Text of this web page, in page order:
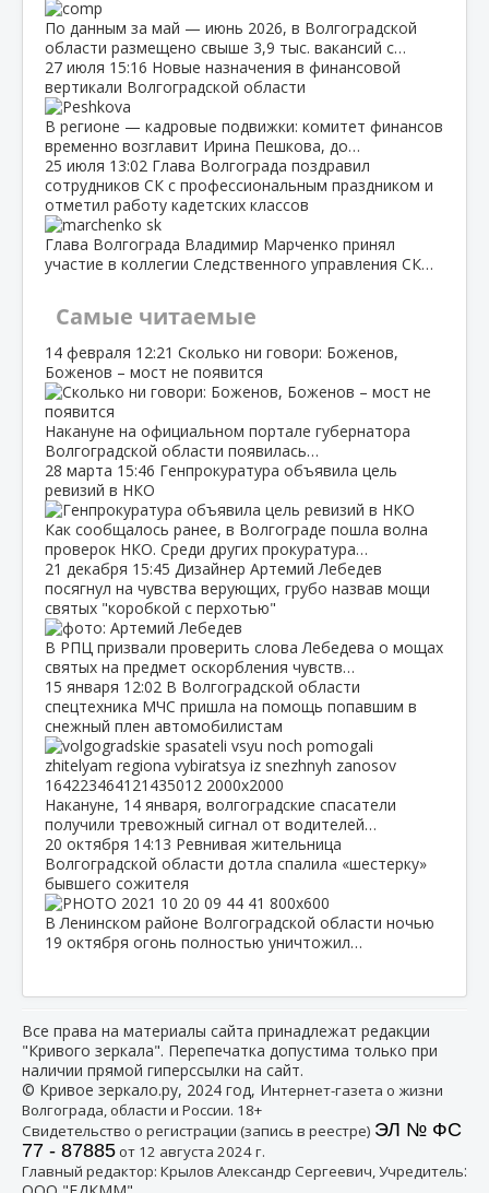
По данным за май — июнь 2026, в Волгоградской
области размещено свыше 3,9 тыс. вакансий с…
27 июля 15:16 Новые назначения в финансовой
вертикали Волгоградской области
В регионе — кадровые подвижки: комитет финансов
временно возглавит Ирина Пешкова, до…
25 июля 13:02 Глава Волгограда поздравил
сотрудников СК с профессиональным праздником и
отметил работу кадетских классов
Глава Волгограда Владимир Марченко принял
участие в коллегии Следственного управления СК…
Самые читаемые
14 февраля 12:21 Сколько ни говори: Боженов,
Боженов – мост не появится
Накануне на официальном портале губернатора
Волгоградской области появилась…
28 марта 15:46 Генпрокуратура объявила цель
ревизий в НКО
Как сообщалось ранее, в Волгограде пошла волна
проверок НКО. Среди других прокуратура…
21 декабря 15:45 Дизайнер Артемий Лебедев
посягнул на чувства верующих, грубо назвав мощи
святых "коробкой с перхотью"
В РПЦ призвали проверить слова Лебедева о мощах
святых на предмет оскорбления чувств…
15 января 12:02 В Волгоградской области
спецтехника МЧС пришла на помощь попавшим в
снежный плен автомобилистам
Накануне, 14 января, волгоградские спасатели
получили тревожный сигнал от водителей…
20 октября 14:13 Ревнивая жительница
Волгоградской области дотла спалила «шестерку»
бывшего сожителя
В Ленинском районе Волгоградской области ночью
19 октября огонь полностью уничтожил…
Все права на материалы сайта принадлежат редакции
"Кривого зеркала". Перепечатка допустима только при
наличии прямой гиперссылки на сайт.
© Кривое зеркало.ру, 2024 год, Интернет-газета о жизни
Волгограда, области и России. 18+
Свидетельство о регистрации (запись в реестре) ЭЛ № ФС
77 - 87885от 12 августа 2024 г.
Главный редактор: Крылов Александр Сергеевич, Учредитель: